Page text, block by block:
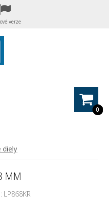
0
diely
MM
LP868KR
verze